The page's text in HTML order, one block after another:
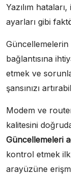
Yazılım
ayarları gibi
Güncellemelerin
bağlantısına
etmek ve
şansınızı
Modem ve
kalitesini
Güncellemeleri
kontrol etmek ilk
arayüzüne